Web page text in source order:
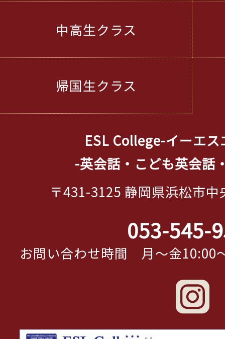
中高生クラス
帰国生クラス
ESL College-イーエス
-英会話・こども英会話
〒431-3125 静岡県浜松市
053-545-
お問い合わせ時間 月～金